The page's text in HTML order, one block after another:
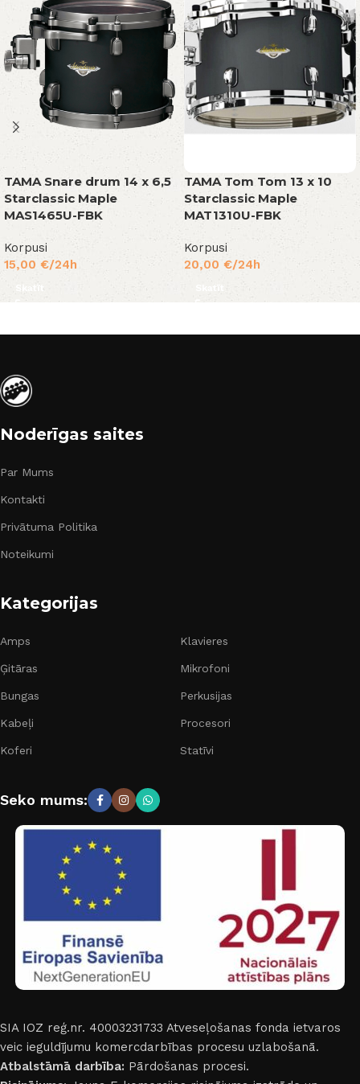
TAMA Snare drum 14 x 6,5
Starclassic Maple
MAS1465U-FBK
Korpusi
15,00 €/24h
Skatīt
TAMA Tom Tom 13 x 10
Starclassic Maple
MAT1310U-FBK
Korpusi
20,00 €/24h
Noderīgas saites
Par Mums
Kontakti
Privātuma Politika
Noteikumi
Kategorijas
Amps
Ģitāras
Bungas
Kabeļi
Koferi
Klavieres
Mikrofoni
Perkusijas
Procesori
Statīvi
Seko mums:
SIA IOZ reģ.nr. 40003231733 Atveseļošanas fonda ietvaros
veic ieguldījumu komercdarbības procesu uzlabošanā.
Atbalstāmā darbība: Pārdošanas procesi.